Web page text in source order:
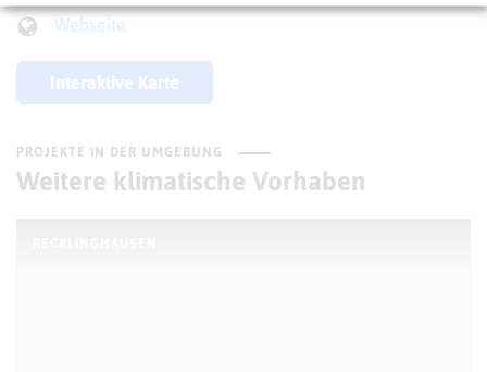
Webseite
Interaktive Karte
PROJEKTE IN DER UMGEBUNG
Weitere klimatische Vorhaben